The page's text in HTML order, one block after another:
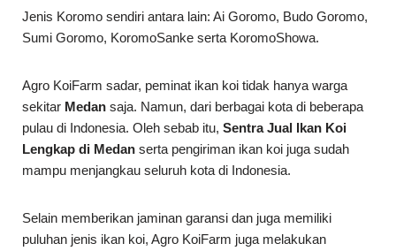
Jenis Koromo sendiri antara lain: Ai Goromo, Budo Goromo,
Sumi Goromo, KoromoSanke serta KoromoShowa.
Agro KoiFarm sadar, peminat ikan koi tidak hanya warga
sekitar Medan saja. Namun, dari berbagai kota di beberapa
pulau di Indonesia. Oleh sebab itu, Sentra Jual Ikan Koi
Lengkap di Medan serta pengiriman ikan koi juga sudah
mampu menjangkau seluruh kota di Indonesia.
Selain memberikan jaminan garansi dan juga memiliki
puluhan jenis ikan koi, Agro KoiFarm juga melakukan